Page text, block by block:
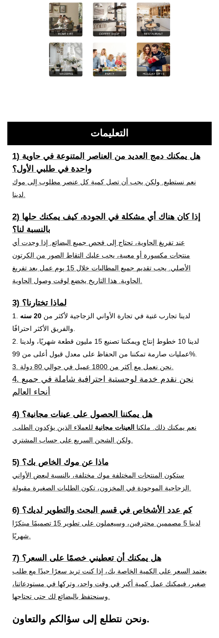
التعليمات
1) هل يمكنك دمج العديد من العناصر المتنوعة في حاوية
واحدة في طلبي الأول؟
نعم نستطيع. ولكن يجب أن تصل كمية كل عنصر مطلوب إلى موك
لدينا.
2) إذا كان هناك أي مشكلة في الجودة، كيف يمكنك حلها
بالنسبة لنا؟
عند تفريغ الحاوية، تحتاج إلى فحص جميع البضائع. إذا وجدت أي
منتجات مكسورة أو معيبة، يجب عليك التقاط الصور من الكرتون
الأصلي. يجب تقديم جميع المطالبات خلال 15 يوم عمل بعد تفريغ
الحاوية. هذا التاريخ يخضع لوقت وصول الحاوية.
3) لماذا تختارنا؟
1. لدينا تجارب غنية في تجارة الأواني الزجاجية لأكثر من 20 سنه
والفريق الأكثر احترافًا.
2. لدينا 10 خطوط إنتاج ويمكننا تصنيع 15 مليون قطعة شهريًا، ولدينا
عمليات صارمة تمكننا من الحفاظ على معدل قبول أعلى من 99%.
3. نحن نعمل مع أكثر من 1800 عميل في حوالي 80 دولة.
4. نحن نقدم خدمة لوجستية احترافية شاملة في جميع
أنحاء العالم
4) هل يمكننا الحصول على عينات مجانية؟
نعم يمكنك ذلك. ملكنا العينات مجانية للعملاء الذين يؤكدون الطلب.
ولكن الشحن السريع على حساب المشتري.
5) ماذا عن موك الخاص بك؟
ستكون المنتجات المختلفة موك مختلفة، بالنسبة لبعض الأواني
الزجاجية الموجودة في المخزون، تكون الطلبات الصغيرة مقبولة.
6) كم عدد الأشخاص في قسم البحث والتطوير لديك؟
لدينا 5 مصممين محترفين، وسيعملون على تطوير 15 تصميمًا مبتكرًا
شهريًا.
7) هل يمكنك أن تعطيني خصمًا على السعر؟
يعتمد السعر على الكمية الخاصة بك، إذا كنت تريد سعرًا جيدًا مع طلب
صغير، فيمكنك عمل كمية أكبر في وقت واحد، وتركها في مستودعاتنا،
وسنحتفظ بالبضائع لك حتى تحتاجها.
ونحن نتطلع إلى سؤالكم والتعاون.